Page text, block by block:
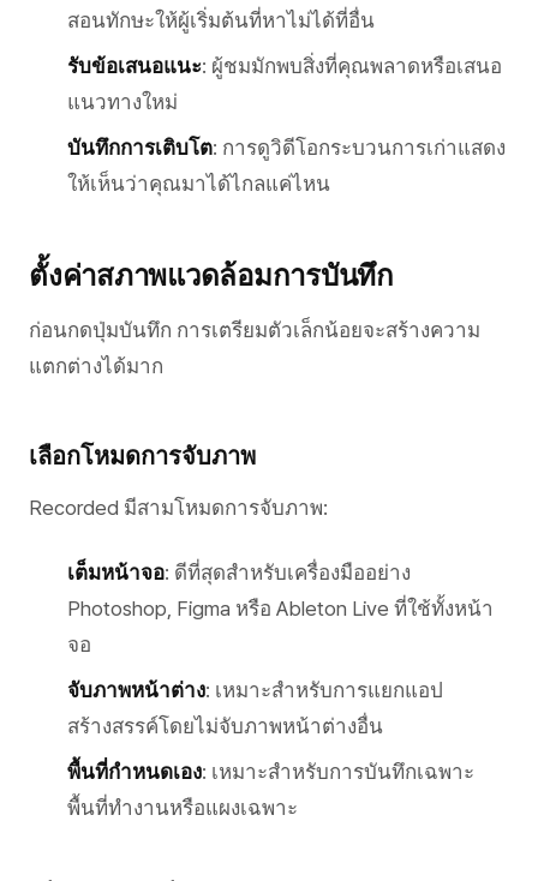
สอนทักษะให้ผู้เริ่มต้นที่หาไม่ได้ที่อื่น
รับข้อเสนอแนะ: ผู้ชมมักพบสิ่งที่คุณพลาดหรือเสนอ
แนวทางใหม่
บันทึกการเติบโต: การดูวิดีโอกระบวนการเก่าแสดง
ให้เห็นว่าคุณมาได้ไกลแค่ไหน
ตั้งค่าสภาพแวดล้อมการบันทึก
ก่อนกดปุ่มบันทึก การเตรียมตัวเล็กน้อยจะสร้างความ
แตกต่างได้มาก
เลือกโหมดการจับภาพ
Recorded มีสามโหมดการจับภาพ:
เต็มหน้าจอ: ดีที่สุดสำหรับเครื่องมืออย่าง
Photoshop, Figma หรือ Ableton Live ที่ใช้ทั้งหน้า
จอ
จับภาพหน้าต่าง: เหมาะสำหรับการแยกแอป
สร้างสรรค์โดยไม่จับภาพหน้าต่างอื่น
พื้นที่กำหนดเอง: เหมาะสำหรับการบันทึกเฉพาะ
พื้นที่ทำงานหรือแผงเฉพาะ